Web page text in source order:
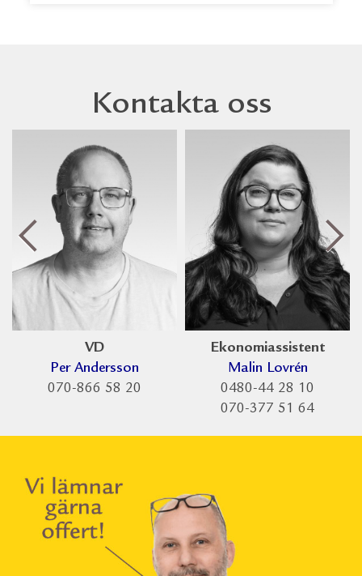
Kontakta oss
VD
Per Andersson
070-866 58 20
Ekonomiassistent
Malin Lovrén
0480-44 28 10
070-377 51 64